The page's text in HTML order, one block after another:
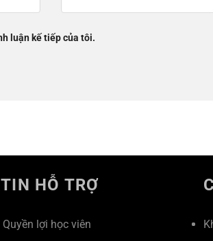
luận kế tiếp của tôi.
HỖ TRỢ
lợi học viên